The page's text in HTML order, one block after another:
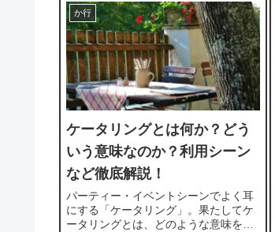
基本的な意味と使い方、さらにカタカ
ナ...
か行
ケータリングとは何か？どう
いう意味なのか？利用シーン
など徹底解説！
パーティー・イベントシーンでよく耳
にする「ケータリング」。果たしてケ
ータリングとは、どのような意味を持